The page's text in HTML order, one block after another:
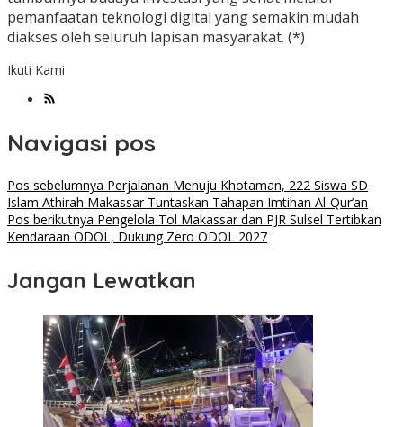
pemanfaatan teknologi digital yang semakin mudah
diakses oleh seluruh lapisan masyarakat. (*)
Ikuti Kami
Navigasi pos
Pos sebelumnya Perjalanan Menuju Khotaman, 222 Siswa SD
Islam Athirah Makassar Tuntaskan Tahapan Imtihan Al-Qur’an
Pos berikutnya Pengelola Tol Makassar dan PJR Sulsel Tertibkan
Kendaraan ODOL, Dukung Zero ODOL 2027
Jangan Lewatkan